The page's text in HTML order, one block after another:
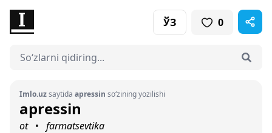
ЎЗ 0
Imlo.uzsaytida apressin so‘zining yozilishi
apressin
ot •
farmatsevtika